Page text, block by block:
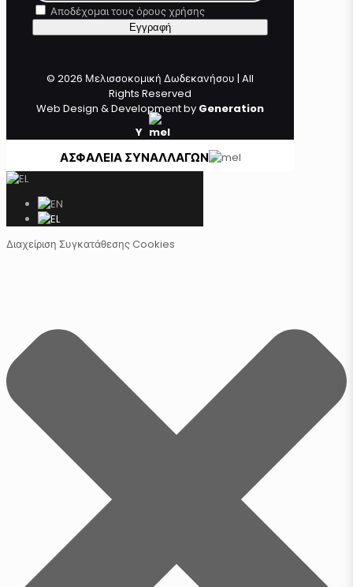
Αποδέχομαι τους όρους χρήσης
© 2026 Μελισσοκομική Δωδεκανήσου | All
Rights Reserved
Web Design & Development by Generation
Y
ΑΣΦΑΛΕΙΑ ΣΥΝΑΛΛΑΓΩΝ
Διαχείριση Συγκατάθεσης Cookies